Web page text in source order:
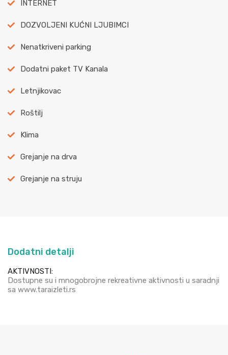
INTERNET
DOZVOLJENI KUĆNI LJUBIMCI
Nenatkriveni parking
Dodatni paket TV Kanala
Letnjikovac
Roštilj
Klima
Grejanje na drva
Grejanje na struju
Dodatni detalji
AKTIVNOSTI:
Dostupne su i mnogobrojne rekreativne aktivnosti u saradnji
sa www.taraizleti.rs